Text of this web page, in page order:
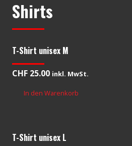
Shirts
T-Shirt unisex M
CHF 25.00 inkl. MwSt.
In den Warenkorb
T-Shirt unisex L